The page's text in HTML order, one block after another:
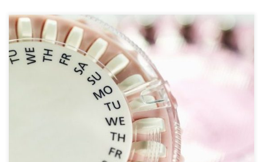
Czym jest olej cannabis? Z naukowego punktu
widzenia, olej cannabis jest gęstą, lepką substancją
składającą się z kannabinoidów, takich jak THC i
CBD, które są ekstrahowane z roślin cannabis. Olej
ten otrzymuje się przez rozdzielenie żywicy z
kwiatów cannabis przy […]